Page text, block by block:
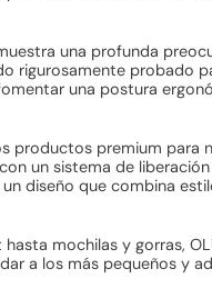
una profunda
rigurosamente probado
una postura
productos premium
un sistema de
diseño que combina
mochilas y gorras,
a los más pequeños y